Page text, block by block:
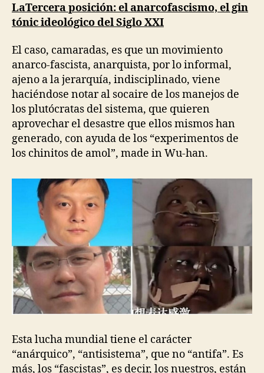
LaTercera posición: el anarcofascismo, el gin
tónic ideológico del Siglo XXI
El caso, camaradas, es que un movimiento
anarco-fascista, anarquista, por lo informal,
ajeno a la jerarquía, indisciplinado, viene
haciéndose notar al socaire de los manejos de
los plutócratas del sistema, que quieren
aprovechar el desastre que ellos mismos han
generado, con ayuda de los “experimentos de
los chinitos de amol”, made in Wu-han.
Esta lucha mundial tiene el carácter
“anárquico”, “antisistema”, que no “antifa”. Es
más, los “fascistas”, es decir, los nuestros, están